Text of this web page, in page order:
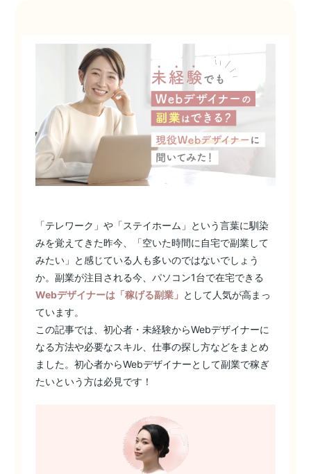
「テレワーク」や「ステイホーム」という言葉に馴染
みを覚えてきた昨今、「空いた時間に自宅で副業して
みたい」と感じている人も多いのではないでしょう
か。副業が注目される今、パソコン1台で在宅できる
Webデザイナーは「稼げる副業」 として人気が高まっ
ています。
この記事では、初心者・未経験からWebデザイナーに
なる方法や必要なスキル、仕事の探し方などをまとめ
ました。初心者からWebデザイナーとして副業で稼ぎ
たいという方は必見です！